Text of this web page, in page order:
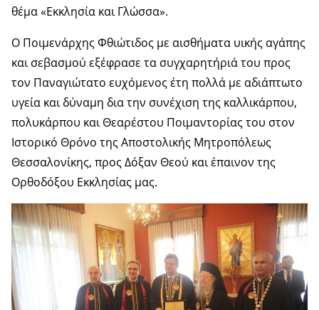
θέμα «Εκκλησία και Γλώσσα».
Ο Ποιμενάρχης Φθιώτιδος με αισθήματα υικής αγάπης
και σεβασμού εξέφρασε τα συγχαρητήριά του προς
τον Παναγιώτατο ευχόμενος έτη πολλά με αδιάπτωτο
υγεία και δύναμη δια την συνέχιση της καλλικάρπου,
πολυκάρπου και Θεαρέστου Ποιμαντορίας του στον
Ιστορικό Θρόνο της Αποστολικής Μητροπόλεως
Θεσσαλονίκης, προς Δόξαν Θεού και έπαινον της
Ορθοδόξου Εκκλησίας μας.